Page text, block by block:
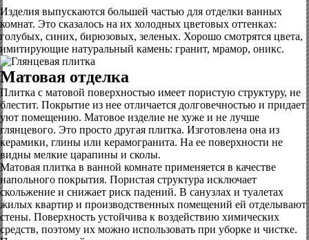
Изделия выпускаются большей частью для отделки ванных
комнат. Это сказалось на их холодных цветовых оттенках:
голубых, синих, бирюзовых, зеленых. Хорошо смотрятся цвета,
имитирующие натуральный камень: гранит, мрамор, оникс.
Матовая отделка
Плитка с матовой поверхностью имеет пористую структуру, не
блестит. Покрытие из нее отличается долговечностью и придает
уют помещению. Матовое изделие не хуже и не лучше
глянцевого. Это просто другая плитка. Изготовлена она из
керамики, глины или керамогранита. На ее поверхности не
видны мелкие царапины и сколы.
Матовая плитка в ванной комнате применяется в качестве
напольного покрытия. Пористая структура исключает
скольжение и снижает риск падений. В санузлах и туалетах
жилых квартир и производственных помещений ей отделывают
стены. Поверхность устойчива к воздействию химических
средств, поэтому их можно использовать при уборке и чистке.